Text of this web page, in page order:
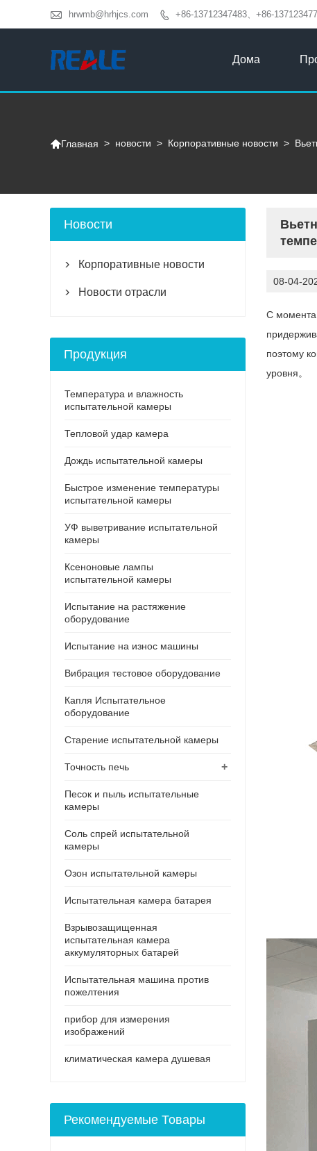
 hrwmb@hrhjcs.com  +86-13712347483、+86-
Дома
Главная > новости > Корпоративные новости >
08-04-
С момента
поэтому
уровня。
Новости
 Корпоративные новости
 Новости отрасли
Продукция
Температура и влажность
испытательной камеры
Тепловой удар камера
Дождь испытательной камеры
Быстрое изменение температуры
испытательной камеры
УФ выветривание испытательной
камеры
Ксеноновые лампы
испытательной камеры
Испытание на растяжение
оборудование
Испытание на износ машины
Вибрация тестовое оборудование
Капля Испытательное
оборудование
Старение испытательной камеры
+
Точность печь
Песок и пыль испытательные
камеры
Соль спрей испытательной
камеры
Озон испытательной камеры
Испытательная камера батарея
Взрывозащищенная
испытательная камера
аккумуляторных батарей
Испытательная машина против
пожелтения
прибор для измерения
изображений
климатическая камера душевая
Рекомендуемые Товары